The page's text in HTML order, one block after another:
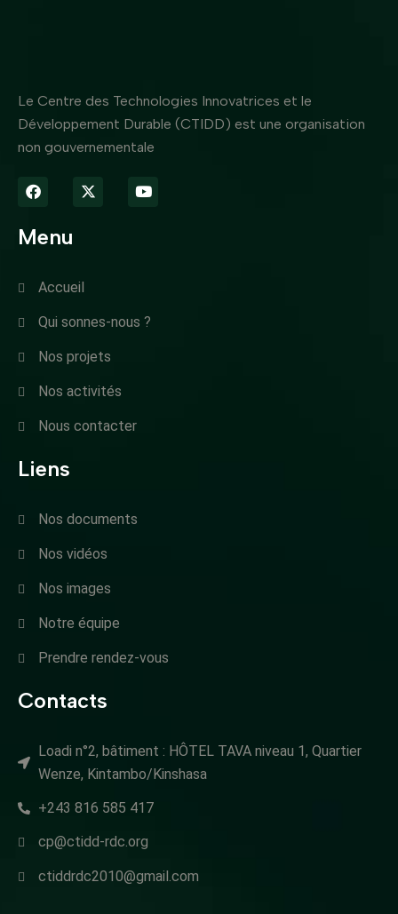
Le Centre des Technologies Innovatrices et le
Développement Durable (CTIDD) est une organisation
non gouvernementale
Menu
Accueil
Qui sonnes-nous ?
Nos projets
Nos activités
Nous contacter
Liens
Nos documents
Nos vidéos
Nos images
Notre équipe
Prendre rendez-vous
Contacts
Loadi n°2, bâtiment : HÔTEL TAVA niveau 1, Quartier
Wenze, Kintambo/Kinshasa
+243 816 585 417
cp@ctidd-rdc.org
ctiddrdc2010@gmail.com